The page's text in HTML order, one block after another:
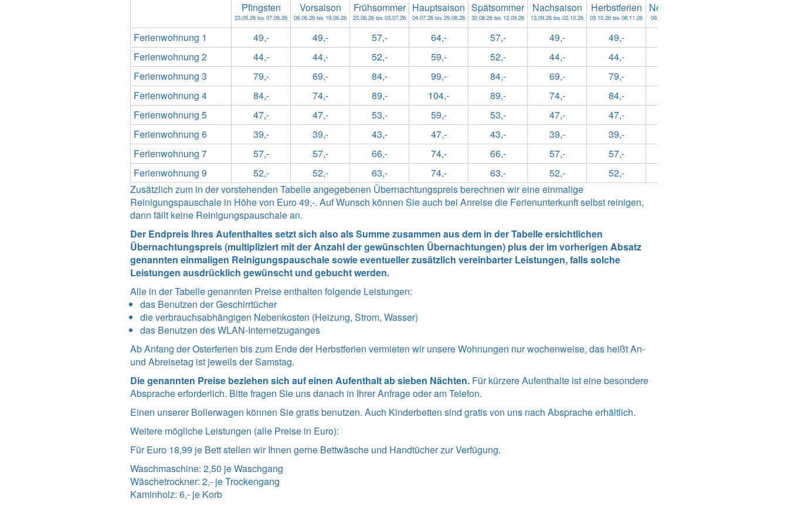
Ferienwohnung 1
Ferienwohnung 2
Ferienwohnung 3
Ferienwohnung 4
Ferienwohnung 5
Ferienwohnung 6
Ferienwohnung 7
Ferienwohnung 9
Pfingsten
23.05.26 bis 07.06.26
Vorsaison
08.06.26 bis 19.06.26
Frühsommer
20.06.26 bis 03.07.26
Hauptsaison
04.07.26 bis 29.08.26
Spätsommer
30.08.26 bis 12.09.26
Nachsaison
13.09.26 bis 02.10.26
Herbstferien
03.10.26 bis 08.11.26
Nebensaison
09.11.26 bis 18.12.26
49,- 49,- 57,- 64,- 57,- 49,- 49,-
44,-
44,- 52,- 59,- 52,- 44,- 44,-
79,-
69,- 84,- 99,- 84,- 69,- 79,-
84,-
74,- 89,- 104,- 89,- 74,- 84,-
47,-
47,- 53,- 59,- 53,- 47,- 47,-
39,-
39,- 43,- 47,- 43,- 39,- 39,-
57,-
57,- 66,- 74,- 66,- 57,- 57,-
52,-
52,- 63,- 74,- 63,- 52,- 52,-
Zusätzlich zum in der vorstehenden Tabelle angegebenen Übernachtungspreis berechnen wir eine einmalige
Reinigungspauschale in Höhe von Euro 49,-. Auf Wunsch können Sie auch bei Anreise die Ferienunterkunft selbst reinigen,
dann fällt keine Reinigungspauschale an.
Der Endpreis Ihres Aufenthaltes setzt sich also als Summe zusammen aus dem in der Tabelle ersichtlichen
Übernachtungspreis (multipliziert mit der Anzahl der gewünschten Übernachtungen) plus der im vorherigen Absatz
genannten einmaligen Reinigungspauschale sowie eventueller zusätzlich vereinbarter Leistungen, falls solche
Leistungen ausdrücklich gewünscht und gebucht werden.
Alle in der Tabelle genannten Preise enthalten folgende Leistungen:
das Benutzen der Geschirrtücher
die verbrauchsabhängigen Nebenkosten (Heizung, Strom, Wasser)
das Benutzen des WLAN-Internetzuganges
Ab Anfang der Osterferien bis zum Ende der Herbstferien vermieten wir unsere Wohnungen nur wochenweise, das heißt An-
und Abreisetag ist jeweils der Samstag.
Die genannten Preise beziehen sich auf einen Aufenthalt ab sieben Nächten. Für kürzere Aufenthalte ist eine besondere
Absprache erforderlich. Bitte fragen Sie uns danach in Ihrer Anfrage oder am Telefon.
Einen unserer Bollerwagen können Sie gratis benutzen. Auch Kinderbetten sind gratis von uns nach Absprache erhältlich.
Weitere mögliche Leistungen (alle Preise in Euro):
Für Euro 18,99 je Bett stellen wir Ihnen gerne Bettwäsche und Handtücher zur Verfügung.
Waschmaschine: 2,50 je Waschgang
Wäschetrockner: 2,- je Trockengang
Kaminholz: 6,- je Korb